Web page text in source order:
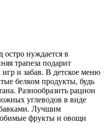
нуждается в
трапеза подарит
и забав. В детское меню
белком продукты, будь
Разнообразить рацион
углеводов в виде
Лучшим
фрукты и овощи